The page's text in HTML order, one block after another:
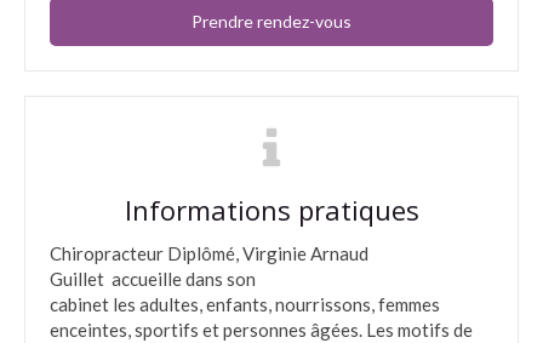
Prendre rendez-vous
Informations pratiques
Chiropracteur Diplômé, Virginie Arnaud
Guillet accueille dans son
cabinet les adultes, enfants, nourrissons, femmes
enceintes, sportifs et personnes âgées. Les motifs de